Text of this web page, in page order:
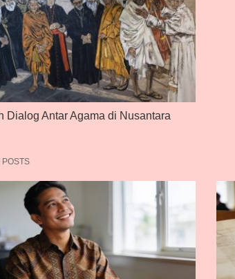
Dialog Antar Agama di Nusantara
POSTS